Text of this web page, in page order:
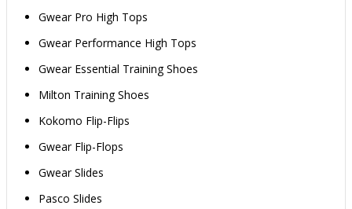
Gwear Pro High Tops
Gwear Performance High Tops
Gwear Essential Training Shoes
Milton Training Shoes
Kokomo Flip-Flips
Gwear Flip-Flops
Gwear Slides
Pasco Slides